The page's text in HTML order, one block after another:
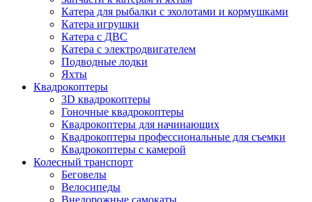
Катера для рыбалки с эхолотами и кормушками
Катера игрушки
Катера с ДВС
Катера с электродвигателем
Подводные лодки
Яхты
Квадрокоптеры
3D квадрокоптеры
Гоночные квадрокоптеры
Квадрокоптеры для начинающих
Квадрокоптеры профессиональные для съемки
Квадрокоптеры с камерой
Колесный транспорт
Беговелы
Велосипеды
Внедорожные самокаты